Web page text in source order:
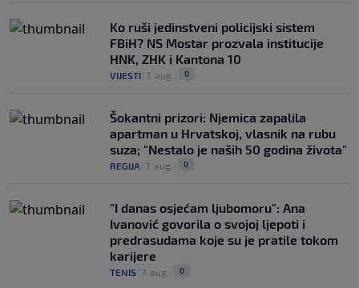
Ko ruši jedinstveni policijski sistem
FBiH? NS Mostar prozvala institucije
HNK, ZHK i Kantona 10
VIJESTI 7. aug. 0
Šokantni prizori: Njemica zapalila
apartman u Hrvatskoj, vlasnik na rubu
suza; "Nestalo je naših 50 godina života"
REGIJA 7. aug. 0
"I danas osjećam ljubomoru": Ana
Ivanović govorila o svojoj ljepoti i
predrasudama koje su je pratile tokom
karijere
TENIS 7. aug. 0